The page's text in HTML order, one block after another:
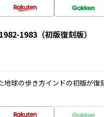
1983（初版復刻版）
地球の歩き方インドの初版が